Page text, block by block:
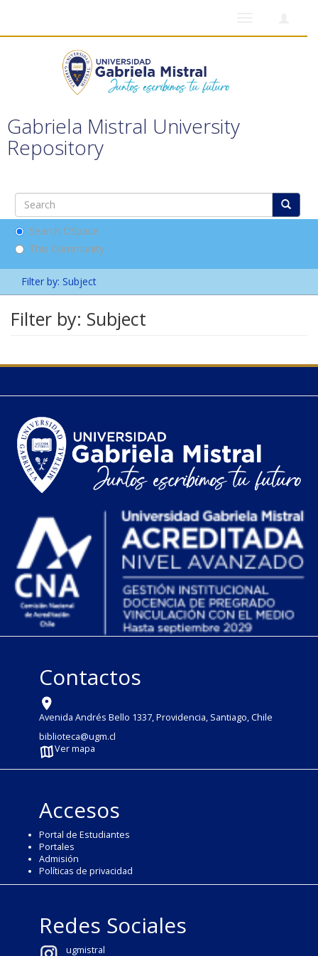
Gabriela Mistral University
Repository
Search DSpace
This Community
Filter by: Subject
Filter by: Subject
Contactos
Avenida Andrés Bello 1337, Providencia, Santiago, Chile
biblioteca@ugm.cl
Ver mapa
Accesos
Portal de Estudiantes
Portales
Admisión
Políticas de privacidad
Redes Sociales
ugmistral